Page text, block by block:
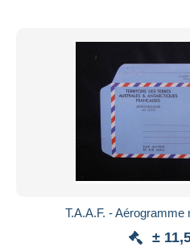
T.A.A.F. - Aérogramme
±